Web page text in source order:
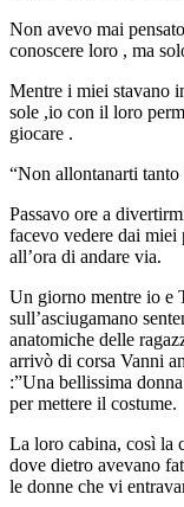
Non avevo mai
conoscere loro , ma
Mentre i miei stavano
sole ,io con il loro
giocare .
“Non allontanarti tanto
Passavo ore a
facevo vedere dai miei
all’ora di andare via.
Un giorno mentre io e
sull’asciugamano
anatomiche delle
arrivò di corsa Vanni
:”Una bellissima
per mettere il costume.
La loro cabina, così la
dove dietro avevano
le donne che vi